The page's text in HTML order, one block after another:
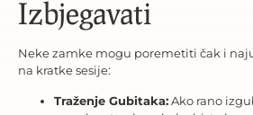
Izbjegavati
Neke zamke mogu poremetiti čak i
na kratke sesije:
Traženje Gubitaka:Ako rano